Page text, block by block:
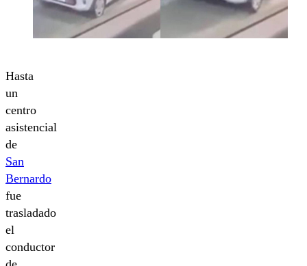
Hasta
un
centro
asistencial
de
San
Bernardo
fue
trasladado
el
conductor